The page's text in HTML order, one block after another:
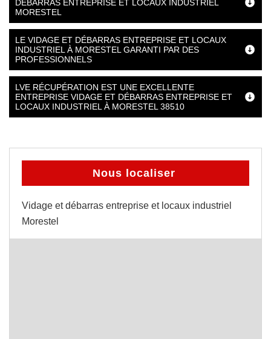
DÉBARRAS ENTREPRISE ET LOCAUX INDUSTRIEL
MORESTEL
LE VIDAGE ET DÉBARRAS ENTREPRISE ET LOCAUX
INDUSTRIEL À MORESTEL GARANTI PAR DES
PROFESSIONNELS
LVE RÉCUPÉRATION EST UNE EXCELLENTE
ENTREPRISE VIDAGE ET DÉBARRAS ENTREPRISE ET
LOCAUX INDUSTRIEL À MORESTEL 38510
Nous localiser
Vidage et débarras entreprise et locaux industriel
Morestel